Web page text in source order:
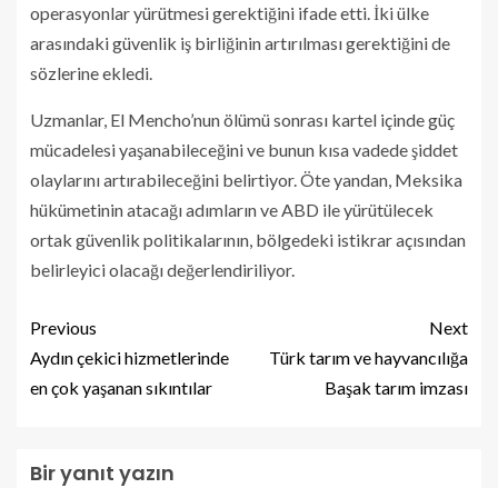
operasyonlar yürütmesi gerektiğini ifade etti. İki ülke
arasındaki güvenlik iş birliğinin artırılması gerektiğini de
sözlerine ekledi.
Uzmanlar, El Mencho’nun ölümü sonrası kartel içinde güç
mücadelesi yaşanabileceğini ve bunun kısa vadede şiddet
olaylarını artırabileceğini belirtiyor. Öte yandan, Meksika
hükümetinin atacağı adımların ve ABD ile yürütülecek
ortak güvenlik politikalarının, bölgedeki istikrar açısından
belirleyici olacağı değerlendiriliyor.
Previous
Aydın çekici hizmetlerinde
en çok yaşanan sıkıntılar
Next
Türk tarım ve hayvancılığa
Başak tarım imzası
Bir yanıt yazın